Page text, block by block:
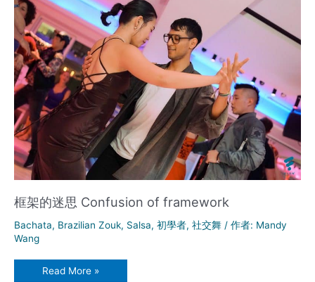
框架的迷思 Confusion of framework
Bachata, Brazilian Zouk, Salsa, 初學者, 社交舞 / 作者: Mandy
Wang
框
Read More »